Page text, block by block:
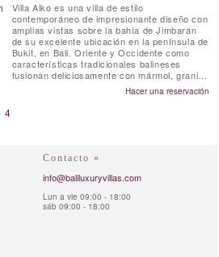
Villa Aiko es una villa de estilo
contemporáneo de impresionante diseño con
amplias vistas sobre la bahía de Jimbaran
de su excelente ubicación en la península de
Bukit, en Bali. Oriente y Occidente como
características tradicionales balineses
fusionan deliciosamente con mármol, granito
y maderas locales. Una profusión de vidrio
inunda la casa con la luz del sol y da vistas
Hacer una reservación
4
Contacto »
info@baliluxuryvillas.com
Lun a vie 09:00 - 18:00
sáb 09:00 - 18:00